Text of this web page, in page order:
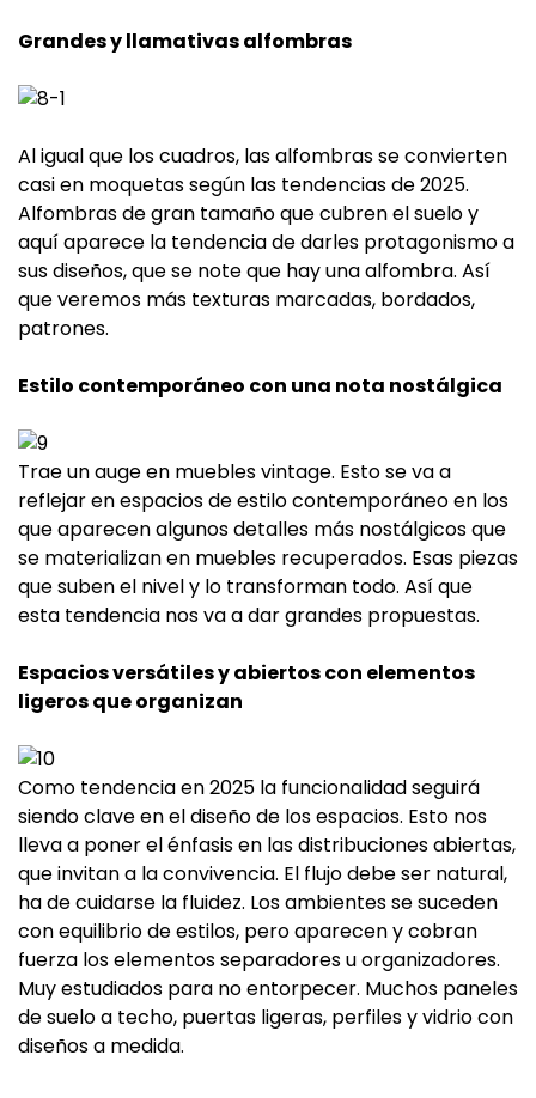
Grandes y llamativas alfombras
Al igual que los cuadros, las alfombras se convierten
casi en moquetas según las tendencias de 2025.
Alfombras de gran tamaño que cubren el suelo y
aquí aparece la tendencia de darles protagonismo a
sus diseños, que se note que hay una alfombra. Así
que veremos más texturas marcadas, bordados,
patrones.
Estilo contemporáneo con una nota nostálgica
Trae un auge en muebles vintage. Esto se va a
reflejar en espacios de estilo contemporáneo en los
que aparecen algunos detalles más nostálgicos que
se materializan en muebles recuperados. Esas piezas
que suben el nivel y lo transforman todo. Así que
esta tendencia nos va a dar grandes propuestas.
Espacios versátiles y abiertos con elementos
ligeros que organizan
Como tendencia en 2025 la funcionalidad seguirá
siendo clave en el diseño de los espacios. Esto nos
lleva a poner el énfasis en las distribuciones abiertas,
que invitan a la convivencia. El flujo debe ser natural,
ha de cuidarse la fluidez. Los ambientes se suceden
con equilibrio de estilos, pero aparecen y cobran
fuerza los elementos separadores u organizadores.
Muy estudiados para no entorpecer. Muchos paneles
de suelo a techo, puertas ligeras, perfiles y vidrio con
diseños a medida.